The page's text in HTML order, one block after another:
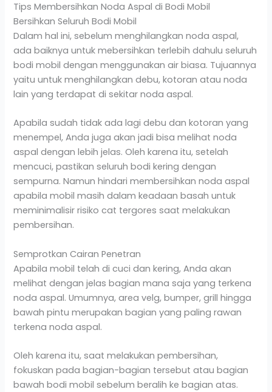
Tips Membersihkan Noda Aspal di Bodi Mobil
Bersihkan Seluruh Bodi Mobil
Dalam hal ini, sebelum menghilangkan noda aspal,
ada baiknya untuk mebersihkan terlebih dahulu seluruh
bodi mobil dengan menggunakan air biasa. Tujuannya
yaitu untuk menghilangkan debu, kotoran atau noda
lain yang terdapat di sekitar noda aspal.
Apabila sudah tidak ada lagi debu dan kotoran yang
menempel, Anda juga akan jadi bisa melihat noda
aspal dengan lebih jelas. Oleh karena itu, setelah
mencuci, pastikan seluruh bodi kering dengan
sempurna. Namun hindari membersihkan noda aspal
apabila mobil masih dalam keadaan basah untuk
meminimalisir risiko cat tergores saat melakukan
pembersihan.
Semprotkan Cairan Penetran
Apabila mobil telah di cuci dan kering, Anda akan
melihat dengan jelas bagian mana saja yang terkena
noda aspal. Umumnya, area velg, bumper, grill hingga
bawah pintu merupakan bagian yang paling rawan
terkena noda aspal.
Oleh karena itu, saat melakukan pembersihan,
fokuskan pada bagian-bagian tersebut atau bagian
bawah bodi mobil sebelum beralih ke bagian atas.